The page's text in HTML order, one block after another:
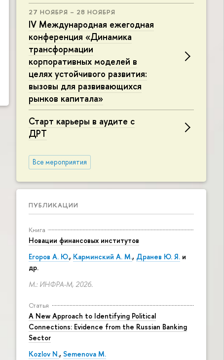
27 НОЯБРЯ – 28 НОЯБРЯ
IV Международная ежегодная
конференция «Динамика
трансформации
корпоративных моделей в
целях устойчивого развития:
вызовы для развивающихся
рынков капитала»
Старт карьеры в аудите с
ДРТ
Все мероприятия
ПУБЛИКАЦИИ
Книга
Новации финансовых институтов
Егоров А. Ю., Карминский А. М., Дранев Ю. Я. и
др.
М.: ИНФРА-М, 2026.
Статья
A New Approach to Identifying Political
Connections: Evidence from the Russian Banking
Sector
Kozlov N., Semenova M.